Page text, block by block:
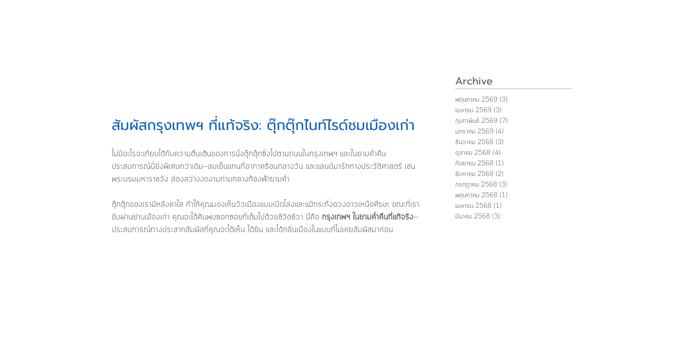
Archive
พฤษภาคม 2569 (3)
เมษายน 2569 (3)
กุมภาพันธ์ 2569 (7)
มกราคม 2569 (4)
ธันวาคม 2568 (3)
ตุลาคม 2568 (4)
กันยายน 2568 (1)
สิงหาคม 2568 (2)
กรกฎาคม 2568 (3)
พฤษภาคม 2568 (1)
เมษายน 2568 (1)
มีนาคม 2568 (3)
สัมผัสกรุงเทพฯ ที่แท้จริง: ตุ๊กตุ๊กไนท์ไรด์ชมเมืองเก่า
ไม่มีอะไรจะเทียบได้กับความตื่นเต้นของการนั่งตุ๊กตุ๊กซิ่งไปตามถนนในกรุงเทพฯ และในยามค่ำคืน
ประสบการณ์นี้ยิ่งพิเศษกว่าเดิม—ลมเย็นแทนที่อากาศร้อนกลางวัน และแลนด์มาร์กทางประวัติศาสตร์ เช่น
พระบรมมหาราชวัง ส่องสว่างงดงามท่ามกลางท้องฟ้ายามค่ำ
ตุ๊กตุ๊กของเรามีหลังคาใส ทำให้คุณมองเห็นวิวเมืองแบบเปิดโล่งและแม้กระทั่งดวงดาวเหนือศีรษะ ขณะที่เรา
ขับผ่านย่านเมืองเก่า คุณจะได้ค้นพบซอกซอยที่เต็มไปด้วยชีวิตชีวา นี่คือ กรุงเทพฯ ในยามค่ำคืนที่แท้จริง—
ประสบการณ์ทางประสาทสัมผัสที่คุณจะได้เห็น ได้ยิน และได้กลิ่นเมืองในแบบที่ไม่เคยสัมผัสมาก่อน